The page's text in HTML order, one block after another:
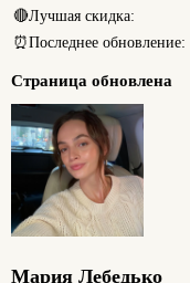
🔴Лучшая скидка:
⏰Последнее обновление:
Страница обновлена
Мария Лебедько